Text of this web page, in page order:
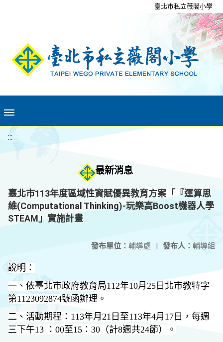
臺北市私立薇閣小學
:::
最新消息
臺北市113年度區域性資賦優異教育方案「『運算思
維(Computational Thinking)-玩樂高Boost機器人學
STEAM」實施計畫
發布人： 輔導組
發布單位： 輔導處 |
說明：
一、依臺北市政府教育局112年10月25日北市教特字
第1123092874號函辦理。
二、活動期程：113年月21日至113年4月17日，每週
三下午13 ：00至15：30（計8週共24節）。